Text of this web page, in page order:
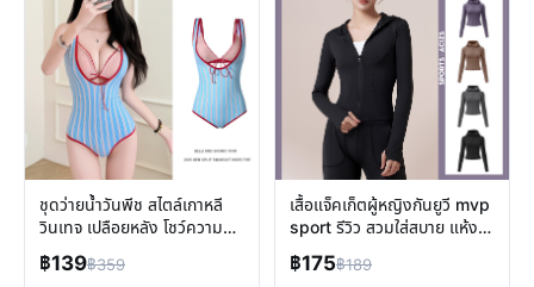
ชุดว่ายน้ำวันพีช สไตล์เกาหลี
วินเทจ เปลือยหลัง โชว์ความ
มั่นใจ เที่ยวทะเล
฿139฿359
เสื้อแจ็คเก็ตผู้หญิงกันยูวี mvp
sport รีวิว สวมใส่สบาย แห้งไว
เหมาะกับกีฬา
฿175฿189